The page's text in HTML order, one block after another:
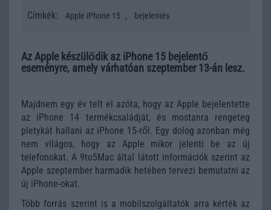
Címkék:
Apple iPhone 15 , bejelentés
Az Apple készülődik az iPhone 15 bejelentő
eseményre, amely várhatóan szeptember 13-án lesz.
Majdnem egy év telt el azóta, hogy az Apple bejelentette
az iPhone 14 termékcsaládját, és mostanra rengeteg
pletykát hallani az iPhone 15-ről. Egy dolog azonban még
nem világos, hogy az Apple mikor jelenti be az új
telefonokat. A 9to5Mac által látott információk szerint az
Apple szeptember harmadik hetében tervezi bemutatni az
új iPhone-okat.
Több forrás szerint is a mobilszolgáltatók arra kérték az